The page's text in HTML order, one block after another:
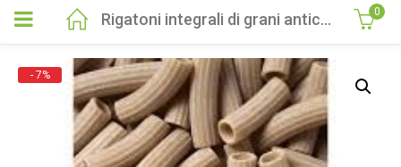
Rigatoni integrali di grani antichi Siciliani BIO 500gr 0
- 7%